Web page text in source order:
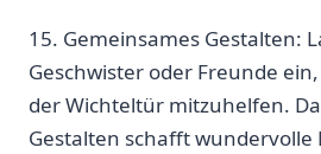
15.​ Gemeinsames ⁤Gestalten:
Geschwister oder ​Freunde
der Wichteltür mitzuhelfen.
Gestalten schafft